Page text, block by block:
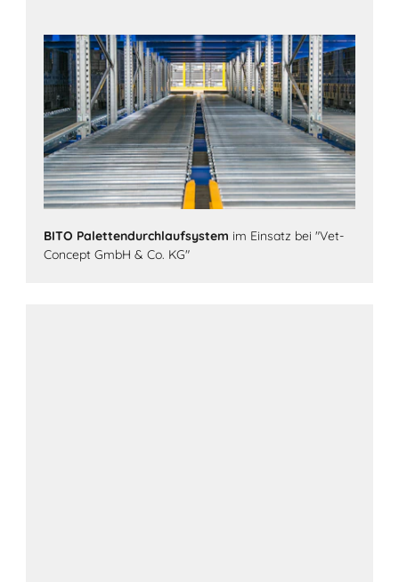
BITO Palettendurchlaufsystem im Einsatz bei "Vet-
Concept GmbH & Co. KG"